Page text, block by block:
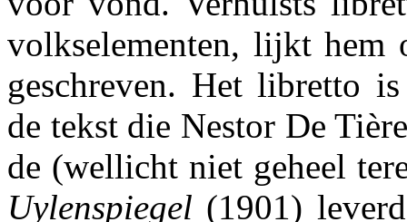
volkselementen, lijkt
geschreven. Het libretto
de tekst die Nestor De
de (wellicht niet geheel
Uylenspiegel (1901)